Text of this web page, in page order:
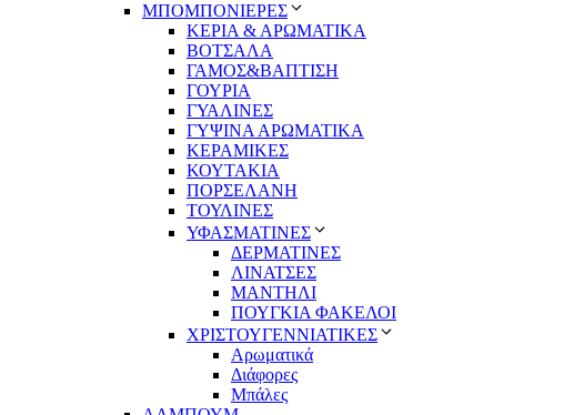
ΜΠΟΜΠΟΝΙΕΡΕΣ
ΚΕΡΙΑ & ΑΡΩΜΑΤΙΚΑ
ΒΟΤΣΑΛΑ
ΓΑΜΟΣ&ΒΑΠΤΙΣΗ
ΓΟΥΡΙΑ
ΓΥΑΛΙΝΕΣ
ΓΥΨΙΝΑ ΑΡΩΜΑΤΙΚΑ
ΚΕΡΑΜΙΚΕΣ
ΚΟΥΤΑΚΙΑ
ΠΟΡΣΕΛΑΝΗ
ΤΟΥΛΙΝΕΣ
ΥΦΑΣΜΑΤΙΝΕΣ
ΔΕΡΜΑΤΙΝΕΣ
ΛΙΝΑΤΣΕΣ
ΜΑΝΤΗΛΙ
ΠΟΥΓΚΙΑ ΦΑΚΕΛΟΙ
ΧΡΙΣΤΟΥΓΕΝΝΙΑΤΙΚΕΣ
Αρωματικά
Διάφορες
Μπάλες